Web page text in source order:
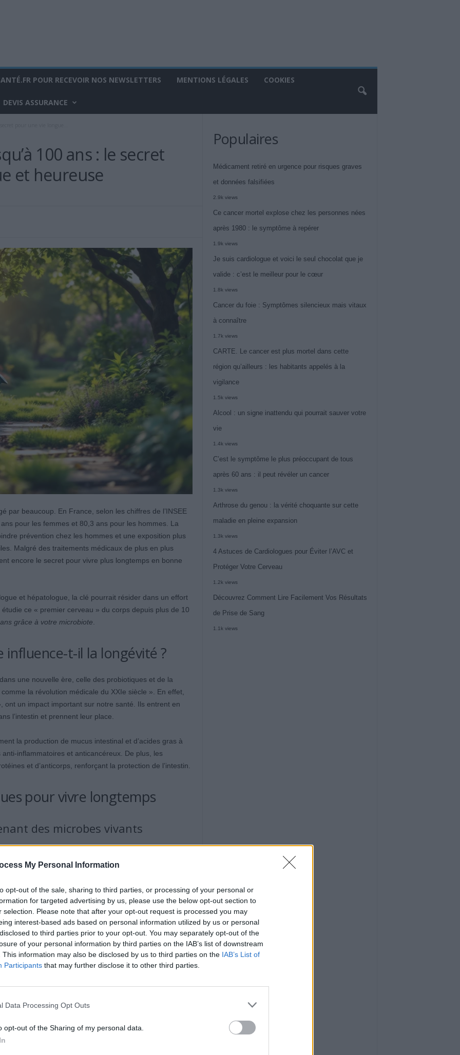
My Personal Information
opt-out of the sale, sharing to third parties, or processing of your personal or
for targeted advertising by us, please use the below opt-out section to
selection. Please note that after your opt-out request is processed you may
interest-based ads based on personal information utilized by us or personal
to third parties prior to your opt-out. You may separately opt-out of the
of your personal information by third parties on the IAB’s list of downstream
This information may also be disclosed by us to third parties on the IAB’s List of
Participants that may further disclose it to other third parties.
Data Processing Opt Outs
opt-out of the Sharing of my personal data.
POUR RECEVOIR NOS NEWSLETTERS MENTIONS LÉGALES COOKIES
DEVIS ASSURANCE
100 ans : le secret
et heureuse
par beaucoup. En France, selon les chiffres de l’INSEE
pour les femmes et 80,3 ans pour les hommes. La
prévention chez les hommes et une exposition plus
Malgré des traitements médicaux de plus en plus
encore le secret pour vivre plus longtemps en bonne
et hépatologue, la clé pourrait résider dans un effort
ce « premier cerveau » du corps depuis plus de 10
grâce à votre microbiote
t-il la longévité ?
une nouvelle ère, celle des probiotiques et de la
la révolution médicale du XXIe siècle ». En effet,
ont un impact important sur notre santé. Ils entrent en
l’intestin et prennent leur place.
la production de mucus intestinal et d’acides gras à
inflammatoires et anticancéreux. De plus, les
et d’anticorps, renforçant la protection de l’intestin.
pour vivre longtemps
des microbes vivants
des bactéries qui transforment le lactose en acide
et de maladies cardiovasculaires, ils
facteur du vieillissement cellulaire.
fermentée à base de grains de kéfir. Il regroupe
levures. Le Dr Berrebi conseille de le faire soi-même,
n’ont pas toujours été produites avec de vrais grains de
comme le brie, le camembert, le roquefort, la fourme
probiotiques. Il est recommandé d’en consommer deux
de thé, possède aussi des bienfaits pour le microbiote
et le kimchi traditionnel sont d’autres exemples
Populaires
Médicament retiré en urgence pour risques graves
et données falsifiées
2.9k views
Ce cancer mortel explose chez les personnes nées
après 1980 : le symptôme à repérer
1.9k views
Je suis cardiologue et voici le seul chocolat que je
valide : c’est le meilleur pour le cœur
1.8k views
Cancer du foie : Symptômes silencieux mais vitaux
à connaître
1.7k views
CARTE. Le cancer est plus mortel dans cette
région qu’ailleurs : les habitants appelés à la
vigilance
1.5k views
Alcool : un signe inattendu qui pourrait sauver votre
vie
1.4k views
C’est le symptôme le plus préoccupant de tous
après 60 ans : il peut révéler un cancer
1.3k views
Arthrose du genou : la vérité choquante sur cette
maladie en pleine expansion
1.3k views
4 Astuces de Cardiologues pour Éviter l’AVC et
Protéger Votre Cerveau
1.2k views
Découvrez Comment Lire Facilement Vos Résultats
de Prise de Sang
1.1k views